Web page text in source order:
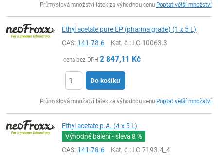
Průmyslová množství látek za výhodnou cenu Poptat větší množství
Ethyl acetate pure EP (pharma grade) (1 x 5 L)
CAS: 141-78-6 Kat. č.: LC-10063.3
cena bez DPH 2 847,11 Kč
Do košíku
Průmyslová množství látek za výhodnou cenu Poptat větší množství
Ethyl acetate p.A. (4 x 5 L)
Výhodné balení - sleva8 %
CAS: 141-78-6 Kat. č.: LC-7193.4_4